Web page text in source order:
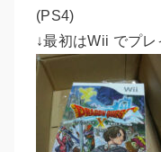
(PS4)
↓最初はWii でプ